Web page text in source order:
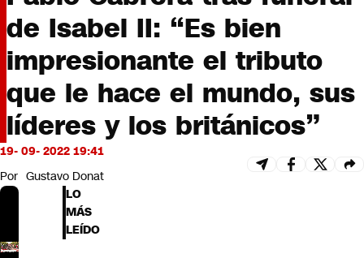
Programas completos
Cultura
Servicios
Bits
CNN Data
CNN tiempo
Futuro 360
Opinión
de Isabel II: “Es bien
impresionante el tributo
que le hace el mundo, sus
líderes y los británicos”
19- 09- 2022 19:41
Por Gustavo Donat
LO
MÁS
LEÍDO